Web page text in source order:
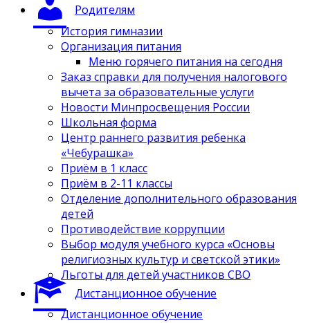
Родителям
История гимназии
Организация питания
Меню горячего питания на сегодня
Заказ справки для получения налогового
вычета за образовательные услуги
Новости Минпросвещения России
Школьная форма
Центр раннего развития ребенка
«Чебурашка»
Приём в 1 класс
Приём в 2-11 классы
Отделение дополнительного образования
детей
Противодействие коррупции
Выбор модуля учебного курса «Основы
религиозных культур и светской этики»
Льготы для детей участников СВО
Дистанционное обучение
Дистанционное обучение